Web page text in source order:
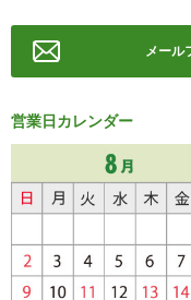
メール
営業日カレンダー